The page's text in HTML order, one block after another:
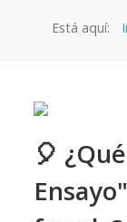
Está aquí:
🎈